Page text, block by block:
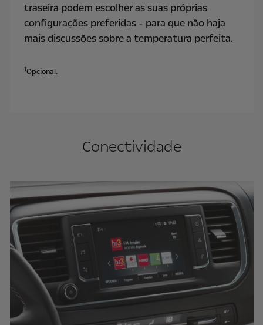
traseira podem escolher as suas próprias
configurações preferidas - para que não haja
mais discussões sobre a temperatura perfeita.
1Opcional.
Conectividade